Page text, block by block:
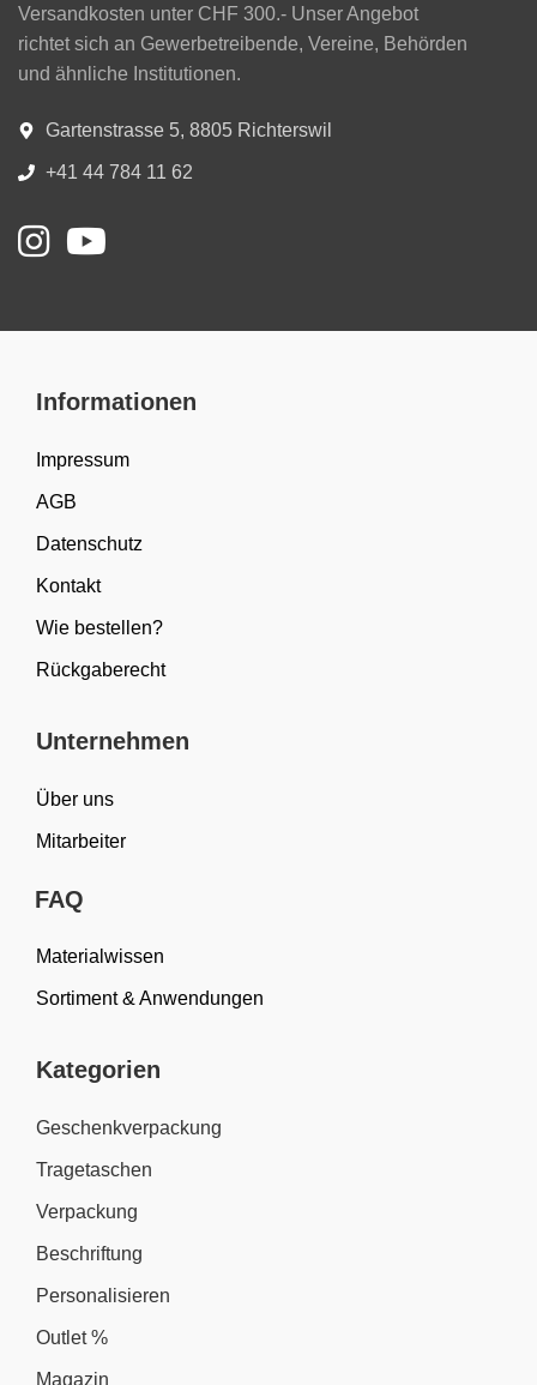
Versandkosten unter CHF 300.- Unser Angebot
richtet sich an Gewerbetreibende, Vereine, Behörden
und ähnliche Institutionen.
Gartenstrasse 5, 8805 Richterswil
+41 44 784 11 62
Informationen
Impressum
AGB
Datenschutz
Kontakt
Wie bestellen?
Rückgaberecht
Unternehmen
Über uns
Mitarbeiter
FAQ
Materialwissen
Sortiment & Anwendungen
Kategorien
Geschenkverpackung
Tragetaschen
Verpackung
Beschriftung
Personalisieren
Outlet %
Magazin